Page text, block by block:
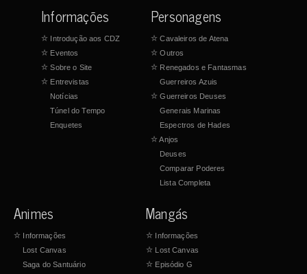
Informações
☆ Introdução aos CDZ
☆ Eventos
☆ Sobre o Site
☆ Entrevistas
Notícias
Túnel do Tempo
Enquetes
Personagens
☆ Cavaleiros de Atena
☆ Outros
☆ Renegados e Fantasmas
Guerreiros Azuis
☆ Guerreiros Deuses
Generais Marinas
Espectros de Hades
☆Anjos
Deuses
Comparar Poderes
Lista Completa
Animes
☆ Informações
Lost Canvas
Saga do Santuário
Mangás
☆ Informações
☆ Lost Canvas
☆ Episódio G